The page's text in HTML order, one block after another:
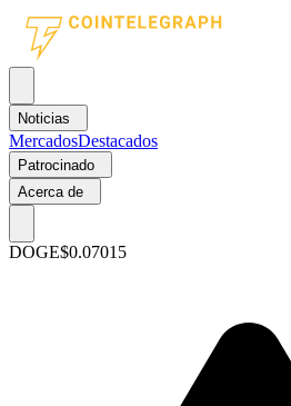
Noticias
MercadosDestacados
Patrocinado
Acerca de
DOGE$0.07015